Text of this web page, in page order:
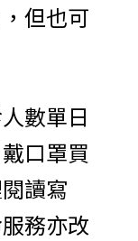
但也可
數單日
口罩買
讀寫
務亦改